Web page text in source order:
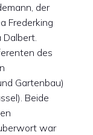
der
Frederking
Dalbert.
des
Gartenbau)
Beide
war